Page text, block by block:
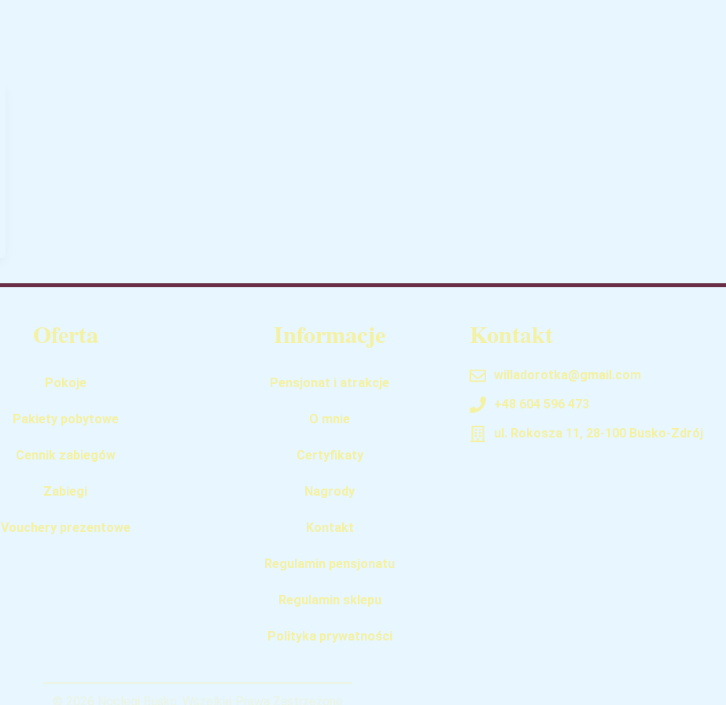
Oferta
Pokoje
Pakiety pobytowe
Cennik zabiegów
Zabiegi
Vouchery prezentowe
Informacje
Pensjonat i atrakcje
O mnie
Certyfikaty
Nagrody
Kontakt
Regulamin pensjonatu
Regulamin sklepu
Polityka prywatności
Kontakt
willadorotka@gmail.com
+48 604 596 473
ul. Rokosza 11, 28-100 Busko-Zdrój
© 2026 Noclegi Busko. Wszelkie Prawa Zastrzeżone